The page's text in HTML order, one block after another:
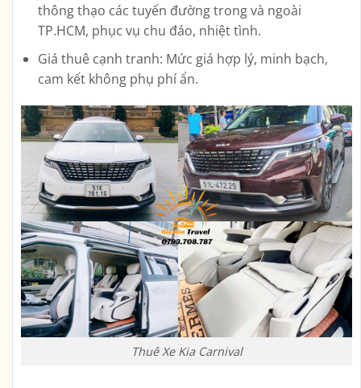
thông thạo các tuyến đường trong và ngoài
TP.HCM, phục vụ chu đáo, nhiệt tình.
Giá thuê cạnh tranh: Mức giá hợp lý, minh bạch,
cam kết không phụ phí ẩn.
Thuê Xe Kia Carnival